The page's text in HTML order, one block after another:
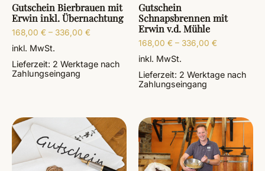
Gutschein Bierbrauen mit
Erwin inkl. Übernachtung
168,00 € – 336,00 €
inkl. MwSt.
Lieferzeit: 2 Werktage nach
Zahlungseingang
Gutschein
Schnapsbrennen mit
Erwin v.d. Mühle
168,00 € – 336,00 €
inkl. MwSt.
Lieferzeit: 2 Werktage nach
Zahlungseingang